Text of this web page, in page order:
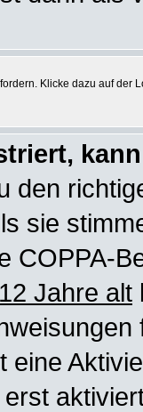
Klicke dazu auf der
den
sie
COPPA-
Jahre alt
eine